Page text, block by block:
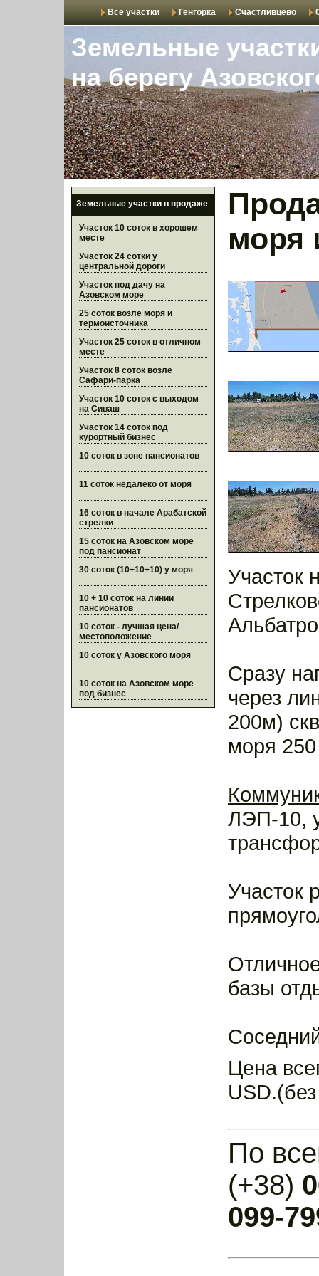
Все участки Генгорка Счастливцево
Земельные
на берегу
Земельные участки в продаже
Участок 10 соток в хорошем
месте
Участок 24 сотки у
центральной дороги
Участок под дачу на
Азовском море
25 соток возле моря и
термоисточника
Участок 25 соток в отличном
месте
Участок 8 соток возле
Сафари-парка
Участок 10 соток с выходом
на Сиваш
Участок 14 соток под
курортный бизнес
10 соток в зоне пансионатов
11 соток недалеко от моря
16 соток в начале Арабатской
стрелки
15 соток на Азовском море
под пансионат
30 соток (10+10+10) у моря
10 + 10 соток на линии
пансионатов
10 соток - лучшая цена/
местоположение
10 соток у Азовского моря
10 соток на Азовском море
под бизнес
моря
Участок
Сразу
через
200м)
моря
ЛЭП-10,
Участок
базы
Цена
По
(+38)
099-